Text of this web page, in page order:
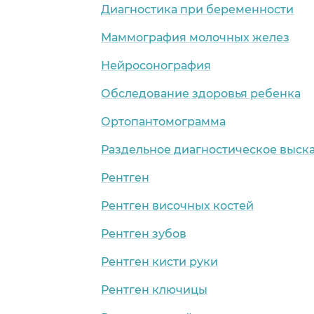
Диагностика при беременности
Маммография молочных желез
Нейросонография
Обследование здоровья ребенка
Ортопантомограмма
Раздельное диагностическое
Рентген
Рентген височных костей
Рентген зубов
Рентген кисти руки
Рентген ключицы